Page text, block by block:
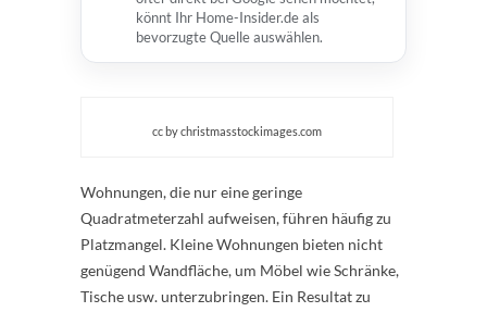
könnt Ihr Home-Insider.de als
bevorzugte Quelle auswählen.
cc by christmasstockimages.com
Wohnungen, die nur eine geringe
Quadratmeterzahl aufweisen, führen häufig zu
Platzmangel. Kleine Wohnungen bieten nicht
genügend Wandfläche, um Möbel wie Schränke,
Tische usw. unterzubringen. Ein Resultat zu